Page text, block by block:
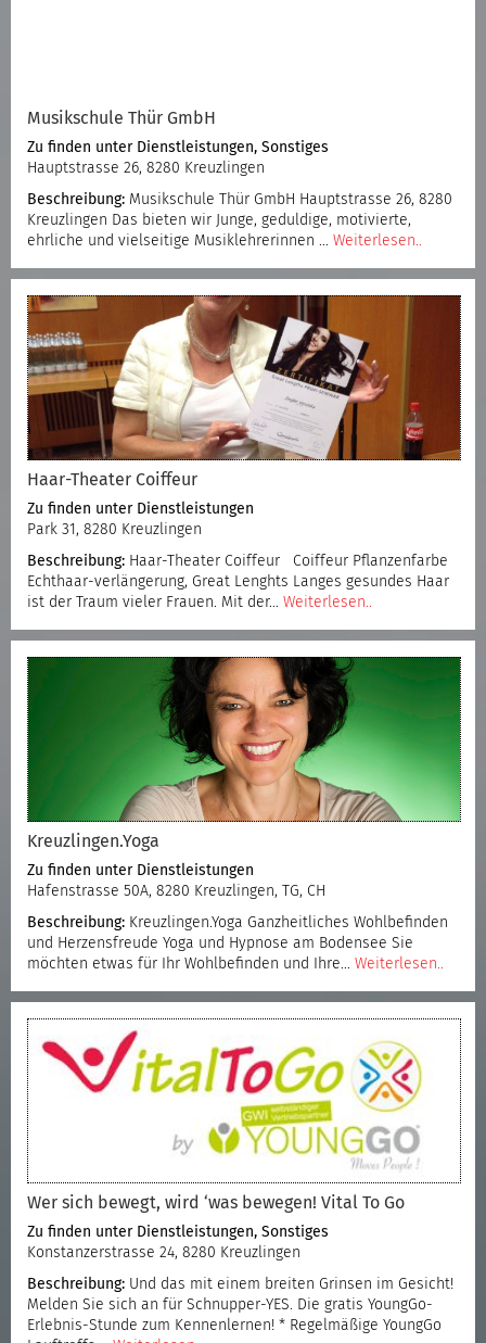
Musikschule Thür GmbH
Zu finden unter Dienstleistungen, Sonstiges
Hauptstrasse 26, 8280 Kreuzlingen
Beschreibung: Musikschule Thür GmbH Hauptstrasse 26, 8280
Kreuzlingen Das bieten wir Junge, geduldige, motivierte,
ehrliche und vielseitige Musiklehrerinnen
Weiterlesen..
Haar-Theater Coiffeur
Zu finden unter Dienstleistungen
Park 31, 8280 Kreuzlingen
Beschreibung: Haar-Theater Coiffeur Coiffeur Pflanzenfarbe
Echthaar-verlängerung, Great Lenghts Langes gesundes Haar
ist der Traum vieler Frauen. Mit der… Weiterlesen..
Kreuzlingen.Yoga
Zu finden unter Dienstleistungen
Hafenstrasse 50A, 8280 Kreuzlingen, TG, CH
Beschreibung: Kreuzlingen.Yoga Ganzheitliches Wohlbefinden
und Herzensfreude Yoga und Hypnose am Bodensee Sie
möchten etwas für Ihr Wohlbefinden und Ihre… Weiterlesen..
Wer sich bewegt, wird ‘was bewegen! Vital To Go
Zu finden unter Dienstleistungen, Sonstiges
Konstanzerstrasse 24, 8280 Kreuzlingen
Beschreibung: Und das mit einem breiten Grinsen im Gesicht!
Melden Sie sich an für Schnupper-YES. Die gratis YoungGo-
Erlebnis-Stunde zum Kennenlernen! * Regelmäßige YoungGo